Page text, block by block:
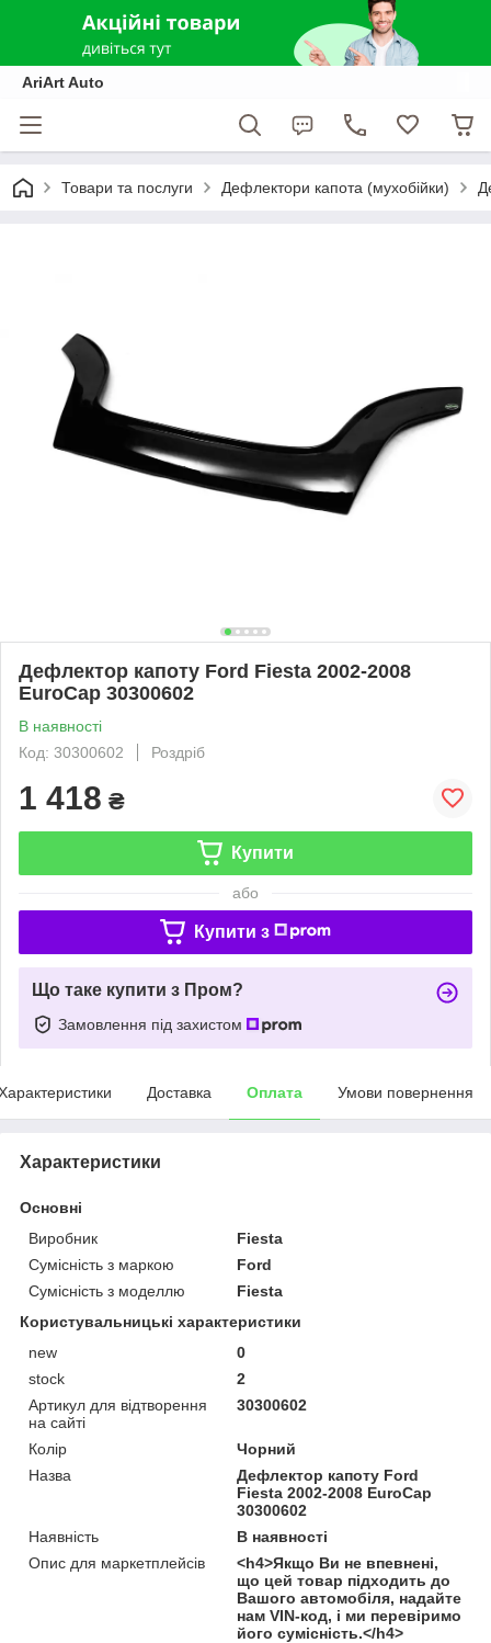
AriArt Auto
Товари та послуги Дефлектори капота (мухобійки)
Дефлектор капоту Ford Fiesta 2002-2008
EuroCap 30300602
В наявності
Код: 30300602
Роздріб
1 418 ₴
Купити
або
Купити з
Що таке купити з Пром?
Замовлення під захистом
Доставка Оплата Умови повернення
Характеристики
Основні
Виробник
Fiesta
Сумісність з маркою
Ford
Сумісність з моделлю
Fiesta
Користувальницькі характеристики
new
0
stock
2
Артикул для відтворення
на сайті
30300602
Колір
Чорний
Назва
Дефлектор капоту Ford
Fiesta 2002-2008 EuroCap
30300602
Наявність
В наявності
Опис для маркетплейсів
<h4>Якщо Ви не впевнені,
що цей товар підходить до
Вашого автомобіля, надайте
нам VIN-код, і ми перевіримо
його сумісність.</h4>